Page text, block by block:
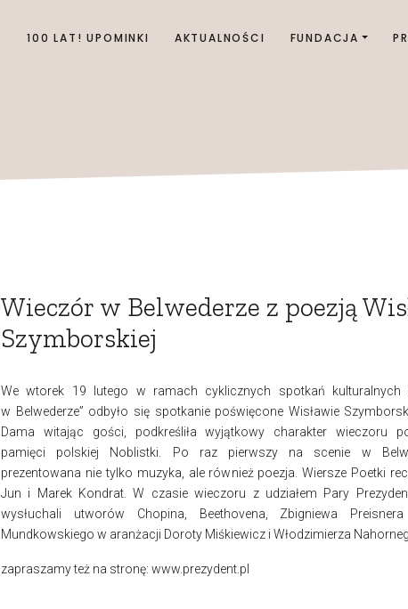
100 LAT! UPOMINKI AKTUALNOŚCI FUNDACJA
Wieczór w Belwederze z poezją
Szymborskiej
We wtorek
19 lutego w ramach cyklicznych spotkań kulturalnych
w Belwederze” odbyło się spotkanie poświęcone Wisławie
Dama witając gości, podkreśliła wyjątkowy charakter wieczoru
pamięci polskiej Noblistki. Po raz pierwszy na scenie w
prezentowana nie tylko muzyka, ale również poezja. Wiersze Poetki
Jun i Marek Kondrat. W czasie wieczoru z udziałem Pary
wysłuchali utworów Chopina, Beethovena, Zbigniewa
Mundkowskiego w aranżacji Doroty Miśkiewicz i Włodzimierza
zapraszamy też na stronę: www.prezydent.pl